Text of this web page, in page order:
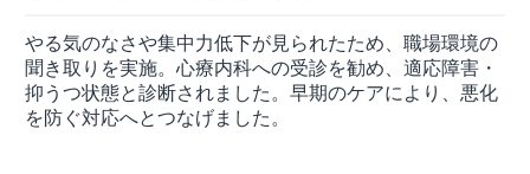
やる気のなさや集中力低下が見られたため、職場環境の
聞き取りを実施。心療内科への受診を勧め、適応障害・
抑うつ状態と診断されました。早期のケアにより、悪化
を防ぐ対応へとつなげました。